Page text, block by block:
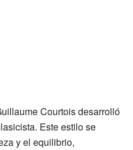
Courtois desarrolló
Este estilo se
y el equilibrio,